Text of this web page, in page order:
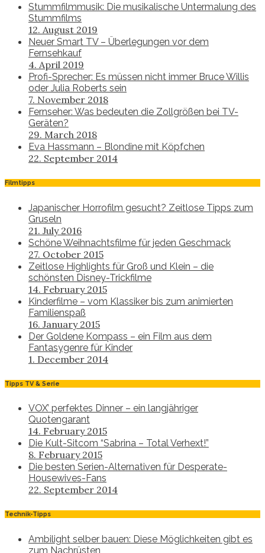
Stummfilmmusik: Die musikalische Untermalung des
Stummfilms
12. August 2019
Neuer Smart TV – Überlegungen vor dem
Fernsehkauf
4. April 2019
Profi-Sprecher: Es müssen nicht immer Bruce Willis
oder Julia Roberts sein
7. November 2018
Fernseher: Was bedeuten die Zollgrößen bei TV-
Geräten?
29. March 2018
Eva Hassmann – Blondine mit Köpfchen
22. September 2014
Filmtipps
Japanischer Horrofilm gesucht? Zeitlose Tipps zum
Gruseln
21. July 2016
Schöne Weihnachtsfilme für jeden Geschmack
27. October 2015
Zeitlose Highlights für Groß und Klein – die
schönsten Disney-Trickfilme
14. February 2015
Kinderfilme – vom Klassiker bis zum animierten
Familienspaß
16. January 2015
Der Goldene Kompass – ein Film aus dem
Fantasygenre für Kinder
1. December 2014
Tipps TV & Serie
VOX’ perfektes Dinner – ein langjähriger
Quotengarant
14. February 2015
Die Kult-Sitcom “Sabrina – Total Verhext!”
8. February 2015
Die besten Serien-Alternativen für Desperate-
Housewives-Fans
22. September 2014
Technik-Tipps
Ambilight selber bauen: Diese Möglichkeiten gibt es
zum Nachrüsten